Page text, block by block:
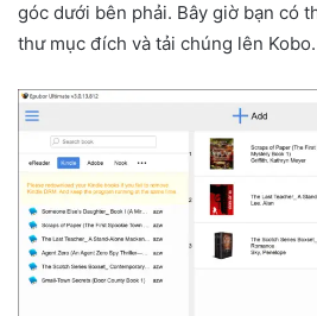
góc dưới bên phải. Bây giờ bạn có
thư mục đích và tải chúng lên Kobo.